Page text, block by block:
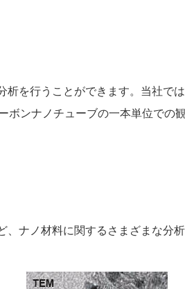
析を行うことができます。当社で
ボンナノチューブの一本単位での
ナノ材料に関するさまざまな分